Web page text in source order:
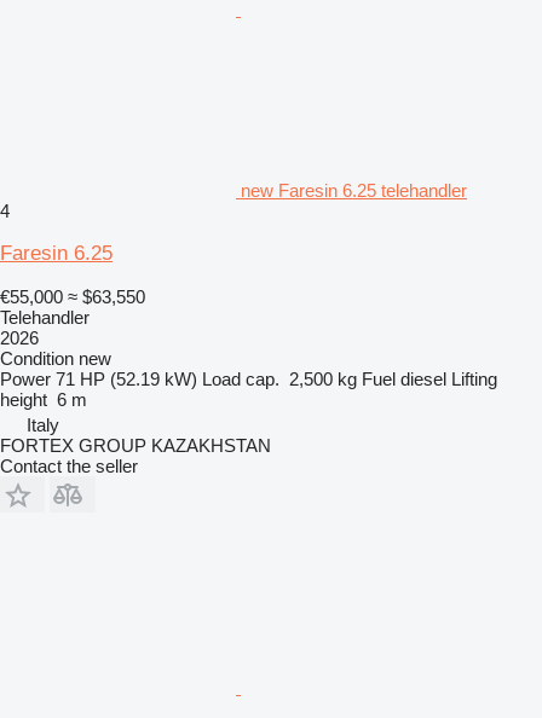
new Faresin 6.25 telehandler
4
Faresin 6.25
€55,000 ≈ $63,550
Telehandler
2026
Condition new
Power 71 HP (52.19 kW) Load cap. 2,500 kg Fuel diesel Lifting
height 6 m
Italy
FORTEX GROUP KAZAKHSTAN
Contact the seller